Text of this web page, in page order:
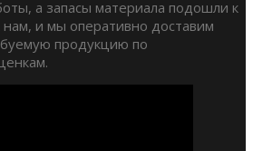
а запасы материала подошли к
и мы оперативно доставим
продукцию по